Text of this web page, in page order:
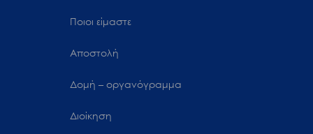
Ποιοι είμαστε
Αποστολή
Δομή – οργανόγραμμα
Διοίκηση